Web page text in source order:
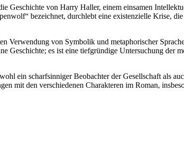
Geschichte von Harry Haller, einem einsamen
bezeichnet, durchlebt eine existenzielle Krise,
Verwendung von Symbolik und metaphorischer
Geschichte; es ist eine tiefgründige Untersuchung
ein scharfsinniger Beobachter der Gesellschaft als
mit den verschiedenen Charakteren im Roman,